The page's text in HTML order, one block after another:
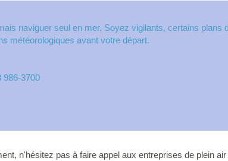
naviguer seul en mer. Soyez vigilants, certains plans
météorologiques avant votre départ.
986-3700
n'hésitez pas à faire appel aux entreprises de plein